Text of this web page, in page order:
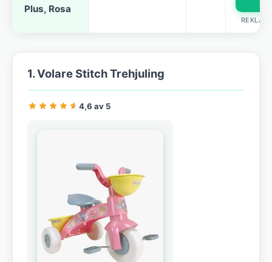
Plus, Rosa
1. Volare Stitch Trehjuling
4,6 av 5